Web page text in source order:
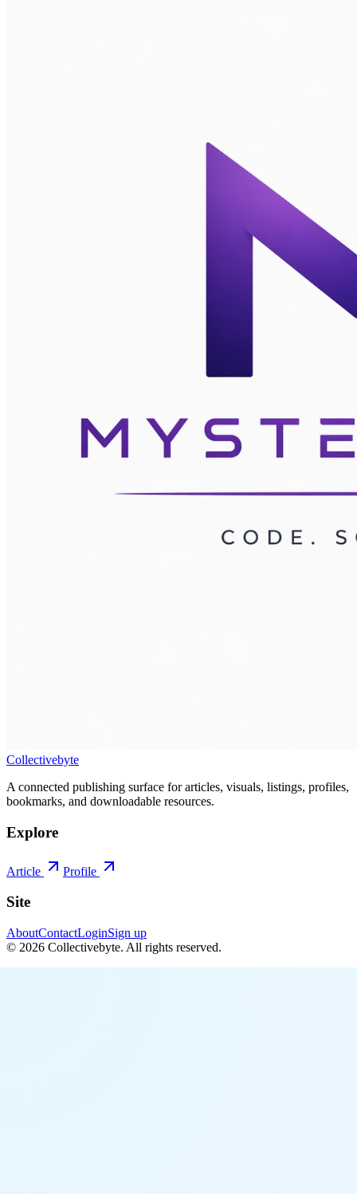
Collectivebyte
A connected publishing surface for articles, visuals, listings, profiles,
bookmarks, and downloadable resources.
Explore
Article Profile
Site
AboutContactLoginSign up
© 2026 Collectivebyte. All rights reserved.